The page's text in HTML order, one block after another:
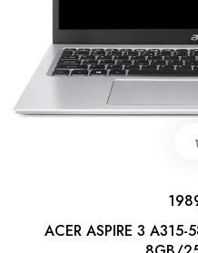
ACER ASPIRE 3